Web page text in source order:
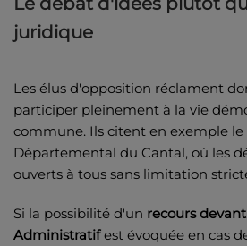
juridique
Les élus d'opposition réclament
participer pleinement à la vie
commune. Ils citent en exemple le
Départemental du Cantal, où les
ouverts à tous sans limitation
Si la possibilité d'un recours
Administratifest évoquée en cas